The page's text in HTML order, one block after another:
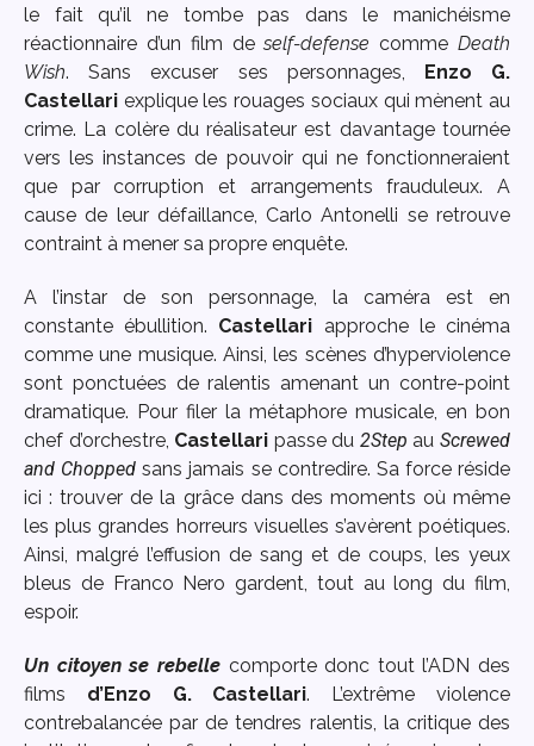
le fait qu’il ne tombe pas dans le manichéisme
réactionnaire d’un film deself-defense commeDeath
Wish. Sans excuser ses personnages,
Enzo G.
Castellari explique les rouages sociaux qui mènent au
crime. La colère du réalisateur est davantage tournée
vers les instances de pouvoir qui ne fonctionneraient
que par corruption et arrangements frauduleux. A
cause de leur défaillance, Carlo Antonelli se retrouve
contraint à mener sa propre enquête.
A l’instar de son personnage, la caméra est en
constante ébullition. Castellari approche le cinéma
comme une musique. Ainsi, les scènes d’hyperviolence
sont ponctuées de ralentis amenant un contre-point
dramatique. Pour filer la métaphore musicale, en bon
chef d’orchestre, Castellari passe du 2Step auScrewed
and Chopped sans jamais se contredire. Sa force réside
ici : trouver de la grâce dans des moments où même
les plus grandes horreurs visuelles s’avèrent poétiques.
Ainsi, malgré l’effusion de sang et de coups, les yeux
bleus de Franco Nero gardent, tout au long du film,
espoir.
Un citoyen se rebellecomporte donc tout l’ADN des
films d’Enzo G. Castellari. L’extrême violence
contrebalancée par de tendres ralentis, la critique des